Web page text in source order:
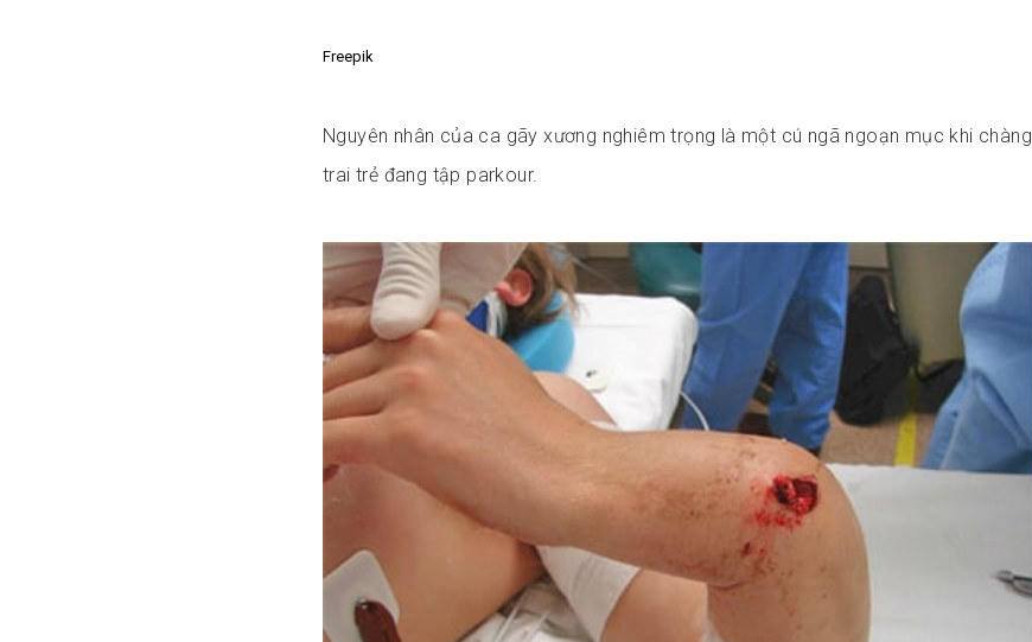
Freepik
Nguyên nhân của ca gãy xương nghiêm trọng là một cú ngã ngoạn mục khi chàng
trai trẻ đang tập parkour.